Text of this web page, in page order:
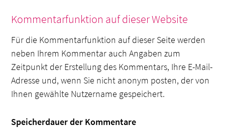
Kommentarfunktion auf dieser Website
Für die Kommentarfunktion auf dieser Seite werden
neben Ihrem Kommentar auch Angaben zum
Zeitpunkt der Erstellung des Kommentars, Ihre E-Mail-
Adresse und, wenn Sie nicht anonym posten, der von
Ihnen gewählte Nutzername gespeichert.
Speicherdauer der Kommentare